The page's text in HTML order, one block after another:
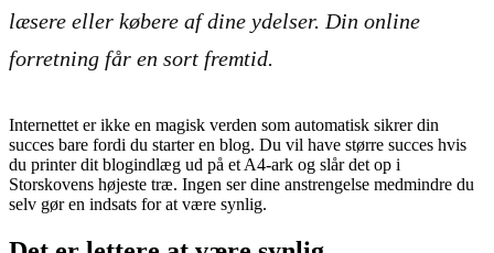
læsere eller købere af dine ydelser. Din online
forretning får en sort fremtid.
Internettet er ikke en magisk verden som automatisk sikrer din
succes bare fordi du starter en blog. Du vil have større succes hvis
du printer dit blogindlæg ud på et A4-ark og slår det op i
Storskovens højeste træ. Ingen ser dine anstrengelse medmindre du
selv gør en indsats for at være synlig.